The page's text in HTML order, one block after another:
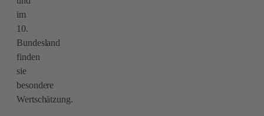
im
10.
Bundesland
finden
sie
besondere
Wertschätzung.